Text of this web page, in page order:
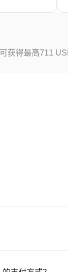
获得最高711